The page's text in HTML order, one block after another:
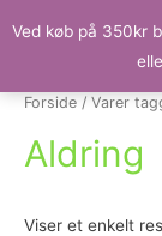
Ved køb på 350kr
Forside / Varer
Aldring
Viser et enkelt